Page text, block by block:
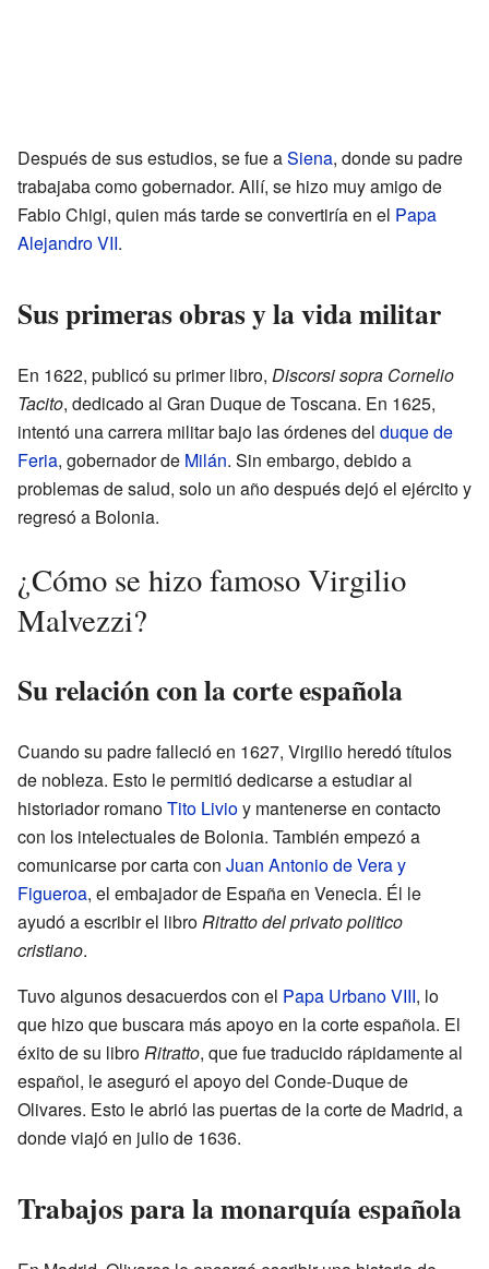
Después de sus estudios, se fue aSiena, donde su padre
trabajaba como gobernador. Allí, se hizo muy amigo de
Fabio Chigi, quien más tarde se convertiría en el Papa
Alejandro VII.
Sus primeras obras y la vida militar
En 1622, publicó su primer libro, Discorsi sopra Cornelio
Tacito, dedicado al Gran Duque de Toscana. En 1625,
intentó una carrera militar bajo las órdenes del duque de
Feria, gobernador de Milán. Sin embargo, debido a
problemas de salud, solo un año después dejó el ejército y
regresó a Bolonia.
¿Cómo se hizo famoso Virgilio
Malvezzi?
Su relación con la corte española
Cuando su padre falleció en 1627, Virgilio heredó títulos
de nobleza. Esto le permitió dedicarse a estudiar al
historiador romanoTito Livioy mantenerse en contacto
con los intelectuales de Bolonia. También empezó a
comunicarse por carta con Juan Antonio de Vera y
Figueroa, el embajador de España en Venecia. Él le
ayudó a escribir el libro Ritratto del privato politico
cristiano.
Tuvo algunos desacuerdos con el Papa Urbano VIII, lo
que hizo que buscara más apoyo en la corte española. El
éxito de su libro Ritratto, que fue traducido rápidamente al
español, le aseguró el apoyo del Conde-Duque de
Olivares. Esto le abrió las puertas de la corte de Madrid, a
donde viajó en julio de 1636.
Trabajos para la monarquía española